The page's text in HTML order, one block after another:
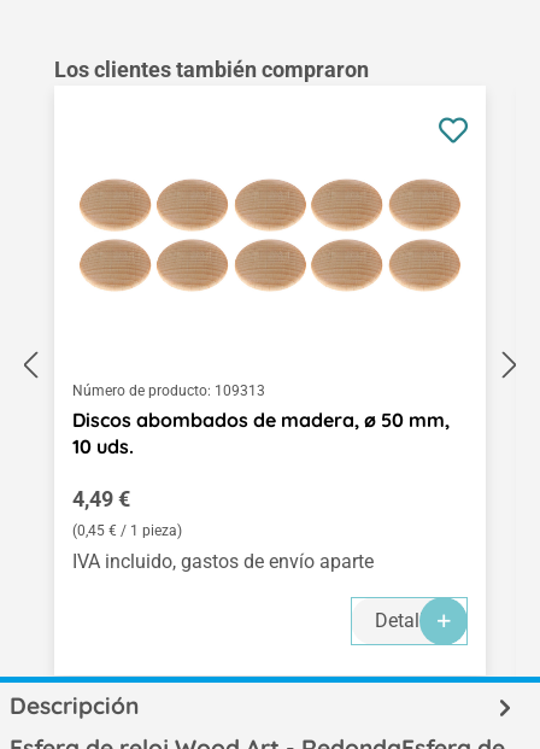
Omitir la galería de productos
Los clientes también compraron
Número de producto: 109313
Discos abombados de madera, ø 50 mm,
10 uds.
Precio normal:
4,49 €
(0,45 € / 1 pieza)
IVA incluido, gastos de envío aparte
Detalles
Descripción